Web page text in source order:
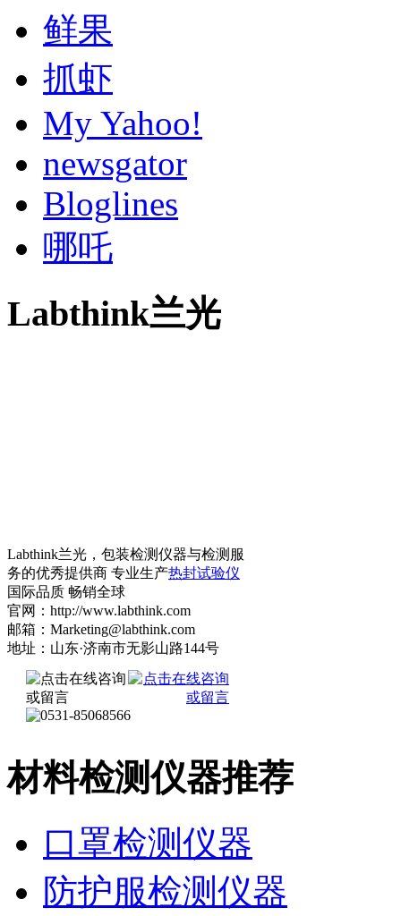
鲜果
抓虾
My Yahoo!
newsgator
Bloglines
哪吒
Labthink兰光
Labthink兰光，包装检测仪器与检测服
务的优秀提供商 专业生产热封试验仪
国际品质 畅销全球
官网：http://www.labthink.com
邮箱：Marketing@labthink.com
地址：山东·济南市无影山路144号
材料检测仪器推荐
口罩检测仪器
防护服检测仪器